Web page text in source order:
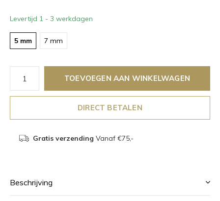
Levertijd 1 - 3 werkdagen
5 mm 7 mm
TOEVOEGEN AAN WINKELWAGEN
DIRECT BETALEN
Gratis verzending Vanaf €75,-
Beschrijving